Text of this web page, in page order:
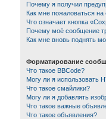
Почему я получил
Как мне пожаловаться
Что означает кнопка
Почему моё сообщение
Как мне вновь поднять
Форматирование
Что такое BBCode?
Могу ли я использовать
Что такое смайлики?
Могу ли я добавлять
Что такое важные
Что такое объявления?